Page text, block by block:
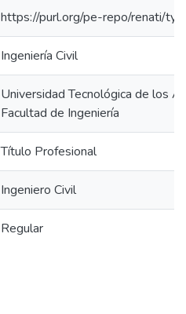
https://purl.org/pe-repo/renati/
Ingeniería Civil
Universidad Tecnológica de los
Facultad de Ingeniería
Título Profesional
Ingeniero Civil
Regular